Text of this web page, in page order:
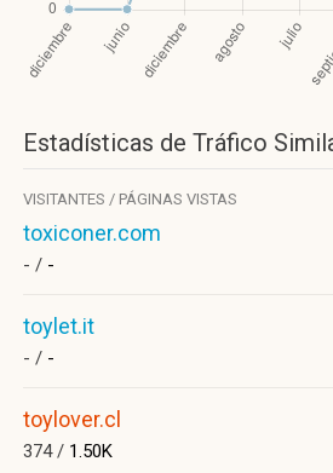
Estadísticas de Tráfico
VISITANTES / PÁGINAS VISTAS
toxiconer.com
- / -
toylet.it
- / -
toylover.cl
374 / 1.50K